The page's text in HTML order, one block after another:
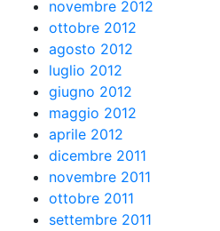
novembre 2012
ottobre 2012
agosto 2012
luglio 2012
giugno 2012
maggio 2012
aprile 2012
dicembre 2011
novembre 2011
ottobre 2011
settembre 2011